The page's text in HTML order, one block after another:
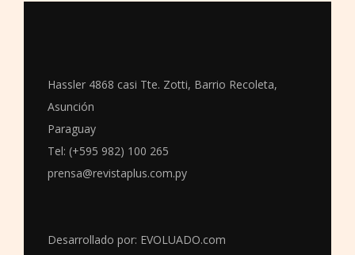
Hassler 4868 casi Tte. Zotti, Barrio Recoleta,
Asunción
Paraguay
Tel: (+595 982) 100 265
prensa@revistaplus.com.py
Desarrollado por: EVOLUADO.com